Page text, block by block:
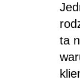
ta